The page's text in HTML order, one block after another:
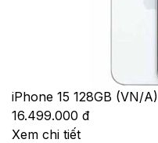
iPhone 15 128GB (VN/A)
16.499.000 đ
Xem chi tiết